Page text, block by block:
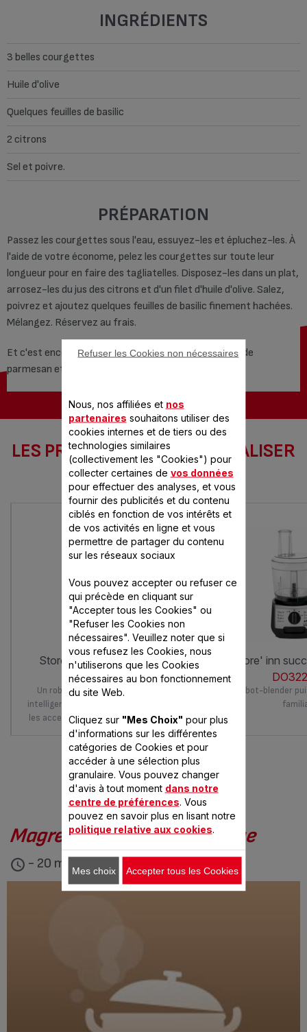
INGRÉDIENTS
3 belles courgettes
Huile d'olive
Quelques feuilles de basilic
2 citrons
Sel et poivre.
PRÉPARATION
Passez les courgettes sous l'eau, essuyez-les et épluchez-les. À
l'aide de votre économe, pelez les courgettes sur toute leur
longueur pour en faire des tagliatelles. Disposez-les dans un plat,
arrosez-les du jus des citrons et d'un filet d'huile d'olive. Salez,
poivrez et ajoutez quelques feuilles de basilic finement hachées.
Mélangez. Réservez au frais.
Et c'est encore meilleur si vous ajoutez des copeaux de
parmesan et des pignons grillés !
LES PRODUITS SEB POUR RÉALISER
CETTE RECETTE
store'inn 2l 750w blanc gris
DO221F00
Un robot multifonction, compact et
intelligent qui permet de conserver tous
les accessoires de découpe à portée de
main !
store' inn
Le robot-blender
VOUS AIMEREZ AUSSI
Magrets de canard à l'orange
- 20 min
Nous, nos affiliées et nos
partenaires souhaitons utiliser des
cookies internes et de tiers ou des
technologies similaires
(collectivement les "Cookies") pour
collecter certaines de vos données
pour effectuer des analyses, et vous
fournir des publicités et du contenu
ciblés en fonction de vos intérêts et
de vos activités en ligne et vous
permettre de partager du contenu
sur les réseaux sociaux
Vous pouvez accepter ou refuser ce
qui précède en cliquant sur
"Accepter tous les Cookies" ou
"Refuser les Cookies non
nécessaires". Veuillez noter que si
vous refusez les Cookies, nous
n'utiliserons que les Cookies
nécessaires au bon fonctionnement
du site Web.
Cliquez sur "Mes Choix" pour plus
d'informations sur les différentes
catégories de Cookies et pour
accéder à une sélection plus
granulaire. Vous pouvez changer
d'avis à tout moment dans notre
centre de préférences. Vous
pouvez en savoir plus en lisant notre
politique relative aux cookies.
Refuser les Cookies non nécessaires
Mes choix Accepter tous les Cookies